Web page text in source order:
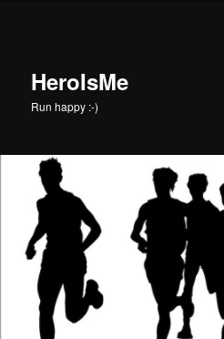
inhoudHeroIsMe
Run happy :-)